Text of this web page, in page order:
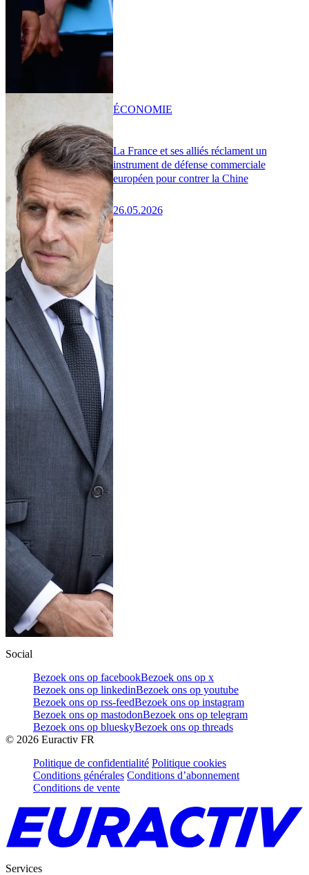
La France et ses alliés réclament un
instrument de défense commerciale
européen pour contrer la Chine
26.05.2026
ÉCONOMIE
Social
Bezoek ons op facebookBezoek ons op x
Bezoek ons op linkedinBezoek ons op youtube
Bezoek ons op rss-feedBezoek ons op instagram
Bezoek ons op mastodonBezoek ons op telegram
Bezoek ons op blueskyBezoek ons op threads
© 2026 Euractiv FR
Politique de confidentialité Politique cookies
Conditions générales Conditions d’abonnement
Conditions de vente
Services